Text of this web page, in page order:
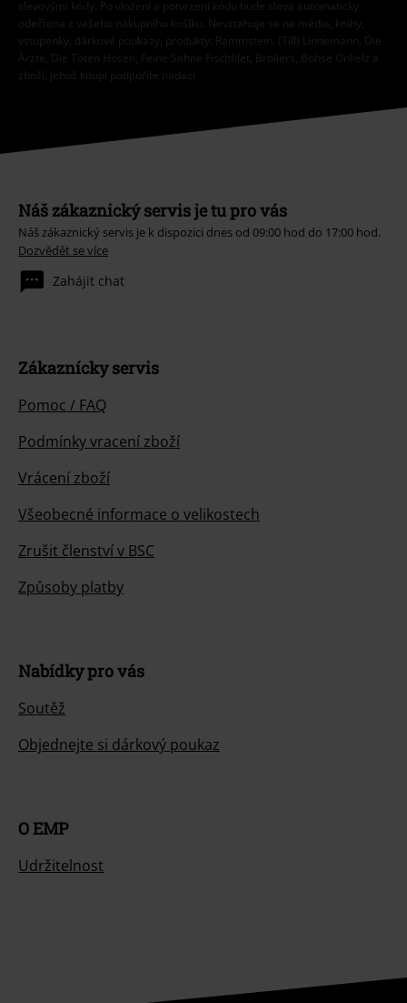
slevovými kódy. Po vložení a potvrzení kódu bude sleva automaticky
odečtena z vašeho nákupního košíku. Nevztahuje se na média, knihy,
vstupenky, dárkové poukazy, produkty: Rammstein, (Till) Lindemann, Die
Ärzte, Die Toten Hosen, Feine Sahne Fischfilet, Broilers, Böhse Onkelz a
zboží, jehož koupí podpoříte nadaci.
Náš zákaznický servis je tu pro vás
Náš zákaznický servis je k dispozici dnes od 09:00 hod do 17:00 hod.
Dozvědět se více
Zahájit chat
Zákaznícky servis
Pomoc / FAQ
Podmínky vracení zboží
Vrácení zboží
Všeobecné informace o velikostech
Zrušit členství v BSC
Způsoby platby
Nabídky pro vás
Soutěž
Objednejte si dárkový poukaz
O EMP
Udržitelnost